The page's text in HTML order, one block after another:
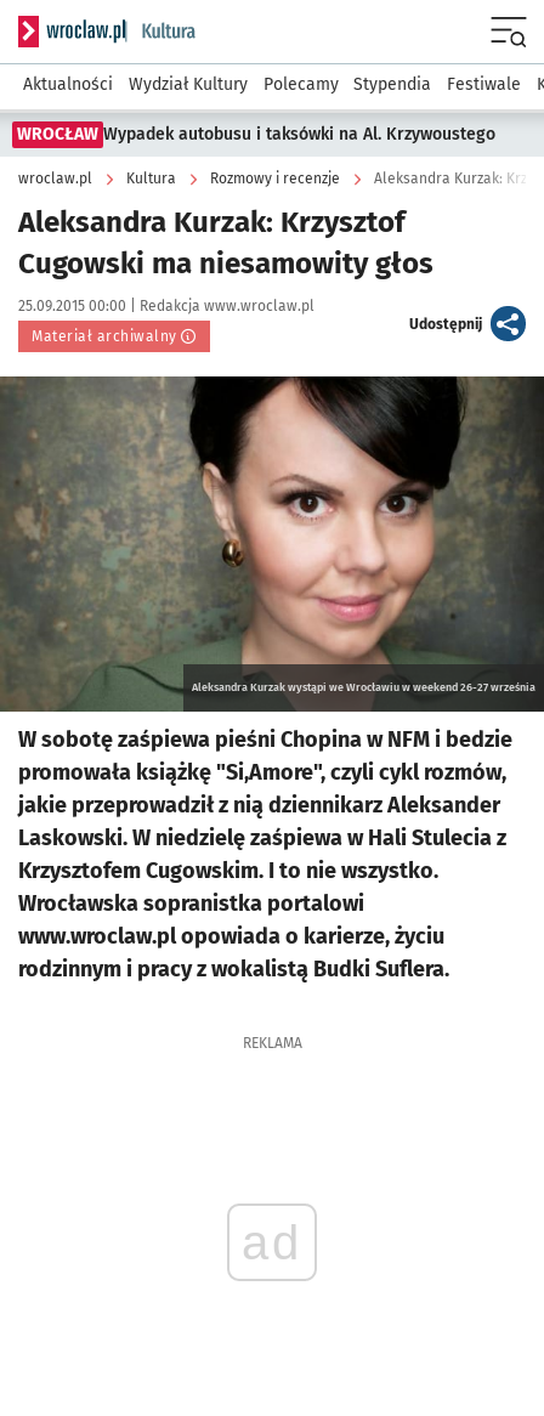
Serwis informacyjny wroclaw.pl podserwis: Kultura
Aktualności Wydział Kultury Polecamy Stypendia Festiwale
WROCŁAW Wypadek autobusu i taksówki na Al. Krzywoustego
wroclaw.pl Kultura Rozmowy i recenzje Aleksandra Kurzak:
Aleksandra Kurzak: Krzysztof
Cugowski ma niesamowity głos
Data publikacji:
25.09.2015 00:00 | Autor:
Redakcja www.wroclaw.pl
Materiał archiwalny
Udostępnijartykuł
Kliknij, aby powiększyć
Aleksandra Kurzak wystąpi we Wrocławiu w weekend 26-27 września
W sobotę zaśpiewa pieśni Chopina w NFM i bedzie
promowała książkę "Si,Amore", czyli cykl rozmów,
jakie przeprowadził z nią dziennikarz Aleksander
Laskowski. W niedzielę zaśpiewa w Hali Stulecia z
Krzysztofem Cugowskim. I to nie wszystko.
Wrocławska sopranistka portalowi
www.wroclaw.pl opowiada o karierze, życiu
rodzinnym i pracy z wokalistą Budki Suflera.
REKLAMA
ad